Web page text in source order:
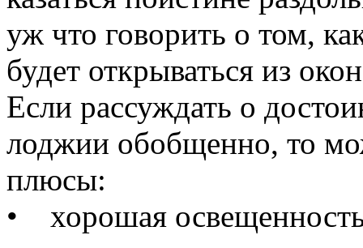
уж что говорить о том,
будет открываться из
Если рассуждать о
лоджии обобщенно, то
плюсы:
• хорошая